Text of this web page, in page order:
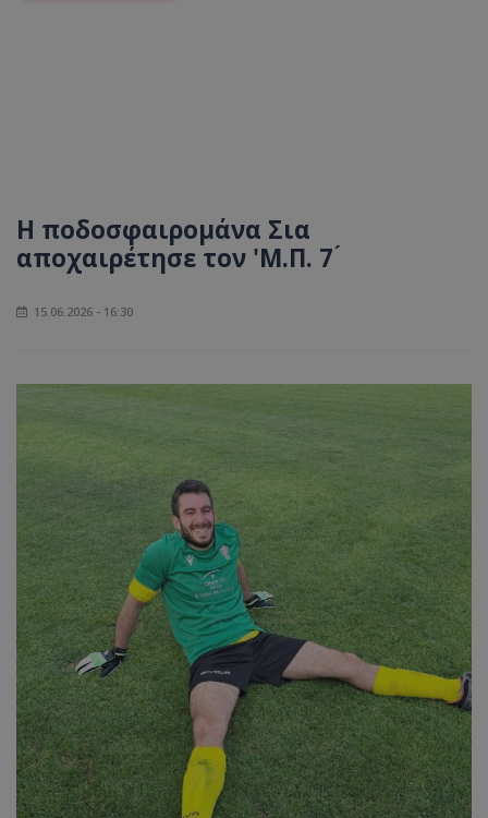
Η ποδοσφαιρομάνα Σια
αποχαιρέτησε τον 'Μ.Π. 7 ́
15.06.2026 - 16:30